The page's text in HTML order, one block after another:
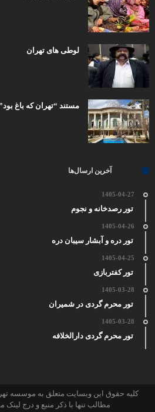
لوطی های تهران
مستند “تهران که باغ
آخرین ارسال‌ها
1405-04-27
تور رصدخانه و نجوم
1405-04-26
تور دره و آبشار سیبان دره
1405-04-25
تور کفتربازی
1405-03-28
تور محرم گردی در شمیران
1405-03-28
تور محرم گردی دارالخلافه
کلیه حقوق این وبسایت متعلق به موسسه
مطالب تنها با ذکر منبع و درج